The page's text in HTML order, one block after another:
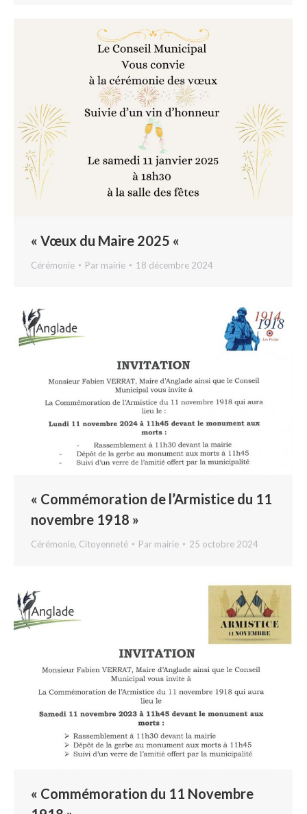
« Vœux du Maire 2025 «
Cérémonie Par mairie 18 décembre 2024
« Commémoration de l’Armistice du 11
novembre 1918 »
Cérémonie, Citoyenneté Par mairie 25 octobre 2024
« Commémoration du 11 Novembre